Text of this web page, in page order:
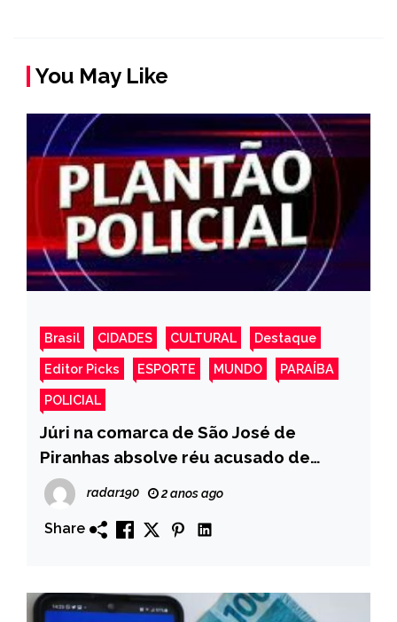
You May Like
Brasil CIDADES CULTURAL Destaque
Editor Picks ESPORTE MUNDO PARAÍBA
POLICIAL
Júri na comarca de São José de
Piranhas absolve réu acusado de
tentativa de homicídio em Bonito de
Santa Fé
radar190 2 anos ago
Share